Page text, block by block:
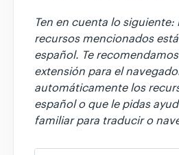
Ten en cuenta lo
recursos mencionados
español. Te
extensión para el
automáticamente los
español o que le pidas
familiar para traducir o